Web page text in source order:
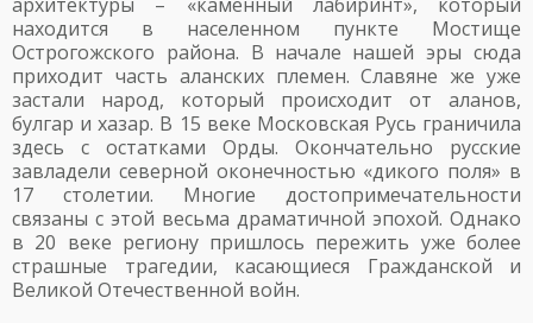
находится в населенном пункте Мостище
Острогожского района. В начале нашей эры сюда
приходит часть аланских племен. Славяне же уже
застали народ, который происходит от аланов,
булгар и хазар. В 15 веке Московская Русь граничила
здесь с остатками Орды. Окончательно русские
завладели северной оконечностью «дикого поля» в
17 столетии. Многие достопримечательности
связаны с этой весьма драматичной эпохой. Однако
в 20 веке региону пришлось пережить уже более
страшные трагедии, касающиеся Гражданской и
Великой Отечественной войн.